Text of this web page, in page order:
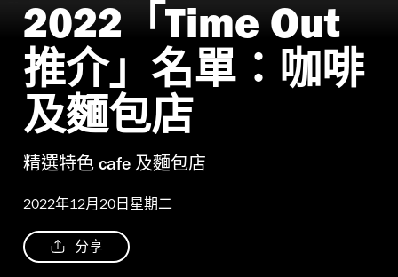
Photograph: Ann Chiu
2022「Time Out
推介」名單：咖啡
及麵包店
精選特色 cafe 及麵包店
2022年12月20日星期二
分享